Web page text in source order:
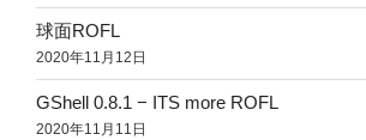
球面ROFL
2020年11月12日
GShell 0.8.1 − ITS more ROFL
2020年11月11日